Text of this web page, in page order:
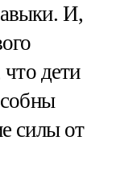
И,
что дети
силы от